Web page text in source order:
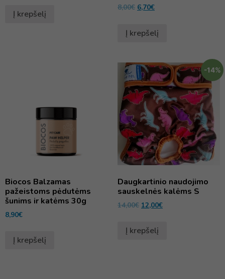
Į krepšelį
8,00€ 6,70€
Į krepšelį
Biocos Balzamas
pažeistoms pėdutėms
šunims ir katėms 30g
8,90€
Į krepšelį
-14%
Daugkartinio naudojimo
sauskelnės kalėms S
14,00€ 12,00€
Į krepšelį